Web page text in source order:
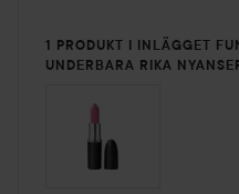
1 PRODUKT I INLÄGGET
UNDERBARA RIKA